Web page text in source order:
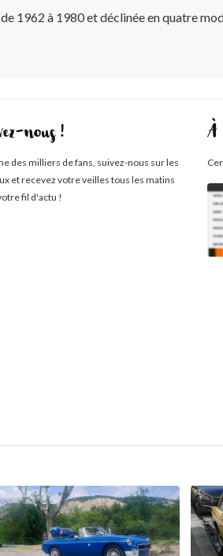
1962 à 1980 et déclinée en quatre
nous !
des milliers de fans, suivez-nous sur les
et recevez votre veilles tous les matins
fil d'actu !
À